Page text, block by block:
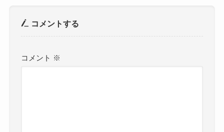
コメントする
コメント ※